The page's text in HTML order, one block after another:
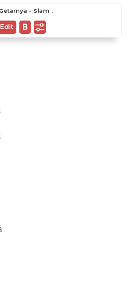
- Slam :
Edit